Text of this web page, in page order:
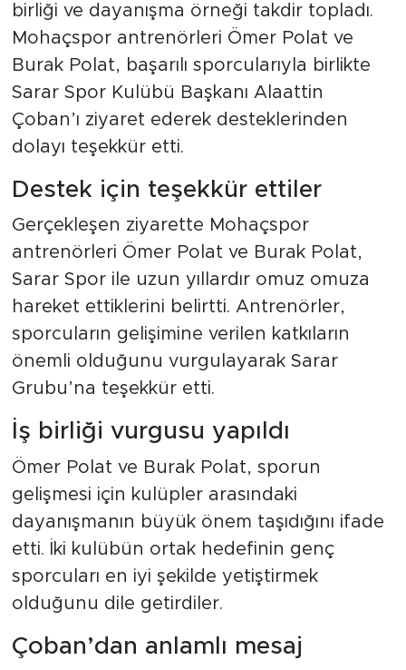
birliği ve dayanışma örneği takdir topladı.
Mohaçspor antrenörleri Ömer Polat ve
Burak Polat, başarılı sporcularıyla birlikte
Sarar Spor Kulübü Başkanı Alaattin
Çoban’ı ziyaret ederek desteklerinden
dolayı teşekkür etti.
Destek için teşekkür ettiler
Gerçekleşen ziyarette Mohaçspor
antrenörleri Ömer Polat ve Burak Polat,
Sarar Spor ile uzun yıllardır omuz omuza
hareket ettiklerini belirtti. Antrenörler,
sporcuların gelişimine verilen katkıların
önemli olduğunu vurgulayarak Sarar
Grubu’na teşekkür etti.
İş birliği vurgusu yapıldı
Ömer Polat ve Burak Polat, sporun
gelişmesi için kulüpler arasındaki
dayanışmanın büyük önem taşıdığını ifade
etti. İki kulübün ortak hedefinin genç
sporcuları en iyi şekilde yetiştirmek
olduğunu dile getirdiler.
Çoban’dan anlamlı mesaj